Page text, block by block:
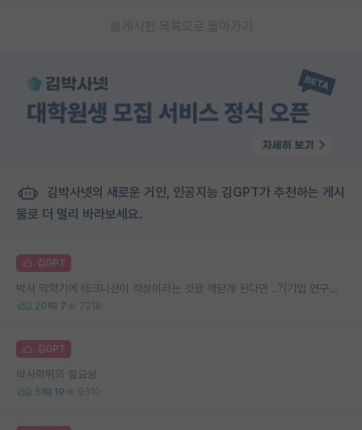
게시판 목록으로 돌아가기
김박사넷의 새로운 거인, 인공지능 김GPT가 추천하는 게시
물로 더 멀리 바라보세요.
김GPT
박사 막학기에 테크니션이 적성이라는 것을 깨닫게 된다면 ..?(기업 연구직 포지션 질문)
20 7 7218
김GPT
박사학위의 필요성
5 19 9310